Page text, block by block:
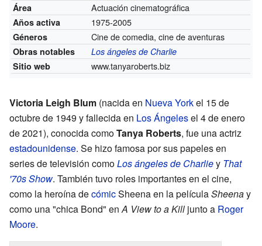
Área Actuación cinematográfica
Años activa 1975-2005
Géneros Cine de comedia, cine de aventuras
Obras notables
Los ángeles de Charlie
Sitio web
www.tanyaroberts.biz
Victoria Leigh Blum (nacida en Nueva Yorkel 15 de
octubre de 1949 y fallecida en Los Ángelesel 4 de enero
de 2021), conocida comoTanya Roberts, fue una actriz
estadounidense. Se hizo famosa por sus papeles en
series de televisión comoLos ángeles de Charliey That
'70s Show. También tuvo roles importantes en el cine,
como la heroína decómicSheena en la películaSheenay
como una "chica Bond" enA View to a Kill junto a Roger
Moore.